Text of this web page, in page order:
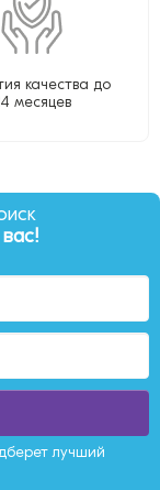
качества до
месяцев
лучший